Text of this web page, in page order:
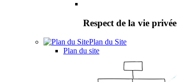
Respect de la vie privée
Plan du Site
Plan du site